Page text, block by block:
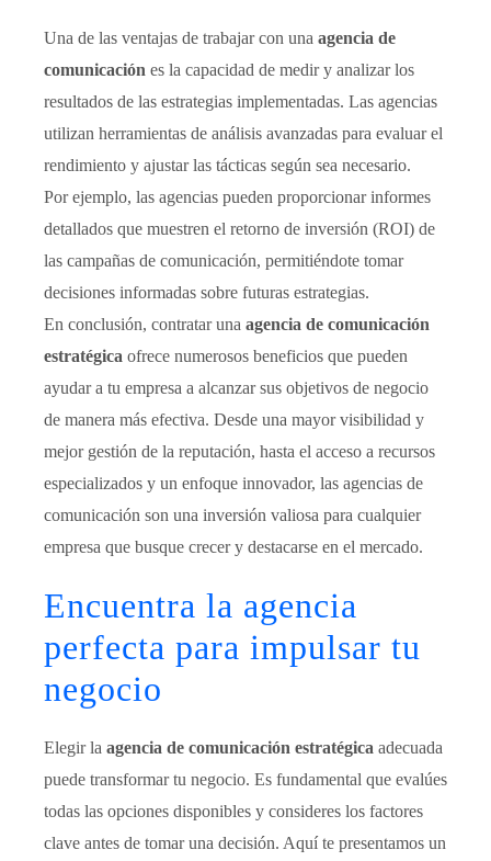
Una de las ventajas de trabajar con una agencia de
comunicación es la capacidad de medir y analizar los
resultados de las estrategias implementadas. Las agencias
utilizan herramientas de análisis avanzadas para evaluar el
rendimiento y ajustar las tácticas según sea necesario.
Por ejemplo, las agencias pueden proporcionar informes
detallados que muestren el retorno de inversión (ROI) de
las campañas de comunicación, permitiéndote tomar
decisiones informadas sobre futuras estrategias.
En conclusión, contratar una agencia de comunicación
estratégica ofrece numerosos beneficios que pueden
ayudar a tu empresa a alcanzar sus objetivos de negocio
de manera más efectiva. Desde una mayor visibilidad y
mejor gestión de la reputación, hasta el acceso a recursos
especializados y un enfoque innovador, las agencias de
comunicación son una inversión valiosa para cualquier
empresa que busque crecer y destacarse en el mercado.
Encuentra la agencia
perfecta para impulsar tu
negocio
Elegir la agencia de comunicación estratégica adecuada
puede transformar tu negocio. Es fundamental que evalúes
todas las opciones disponibles y consideres los factores
clave antes de tomar una decisión. Aquí te presentamos un